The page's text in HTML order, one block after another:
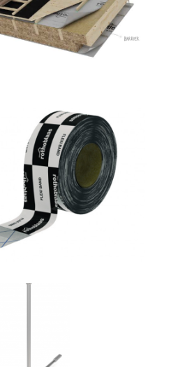
ROTHOBLAAS
Flexi band
ROTHOBLAAS
ROTHOBLAAS